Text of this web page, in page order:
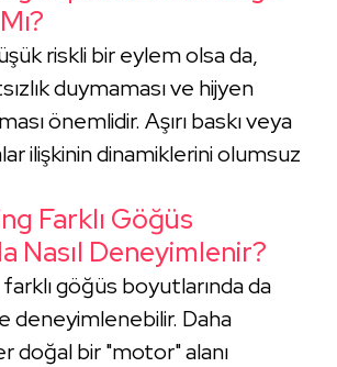
riskli bir eylem olsa da,
duymaması ve hijyen
önemlidir. Aşırı baskı veya
ilişkinin dinamiklerini olumsuz
Farklı Göğüs
Nasıl Deneyimlenir?
göğüs boyutlarında da
deneyimlenebilir. Daha
doğal bir "motor" alanı